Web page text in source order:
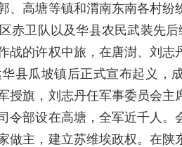
、高塘等镇和渭南东南各村
赤卫队以及华县农民武装先
战的许权中旅，在唐澍、刘志
县瓜坡镇后正式宣布起义，
授旗，刘志丹任军事委员会
令部设在高塘，全军近千人
做主，建立苏维埃政权。在